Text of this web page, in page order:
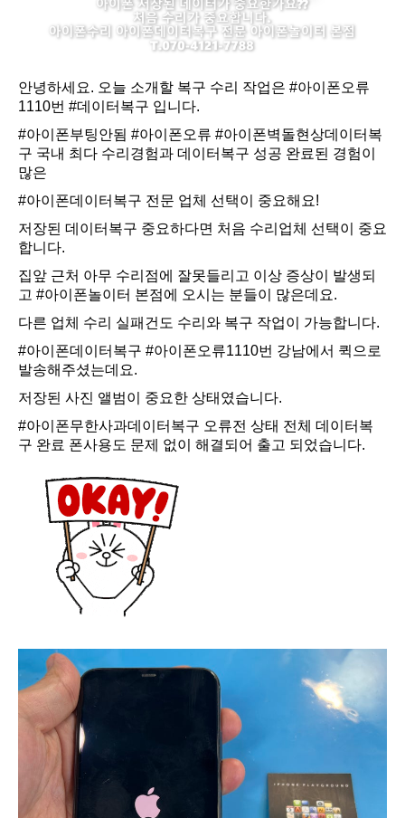
안녕하세요. 오늘 소개할 복구 수리 작업은 #아이폰오류
1110번 #데이터복구 입니다.
#아이폰부팅안됨 #아이폰오류 #아이폰벽돌현상데이터복
구 국내 최다 수리경험과 데이터복구 성공 완료된 경험이
많은
#아이폰데이터복구 전문 업체 선택이 중요해요!
저장된 데이터복구 중요하다면 처음 수리업체 선택이 중요
합니다.
집앞 근처 아무 수리점에 잘못들리고 이상 증상이 발생되
고 #아이폰놀이터 본점에 오시는 분들이 많은데요.
다른 업체 수리 실패건도 수리와 복구 작업이 가능합니다.
#아이폰데이터복구 #아이폰오류1110번 강남에서 퀵으로
발송해주셨는데요.
저장된 사진 앨범이 중요한 상태였습니다.
#아이폰무한사과데이터복구 오류전 상태 전체 데이터복
구 완료 폰사용도 문제 없이 해결되어 출고 되었습니다.